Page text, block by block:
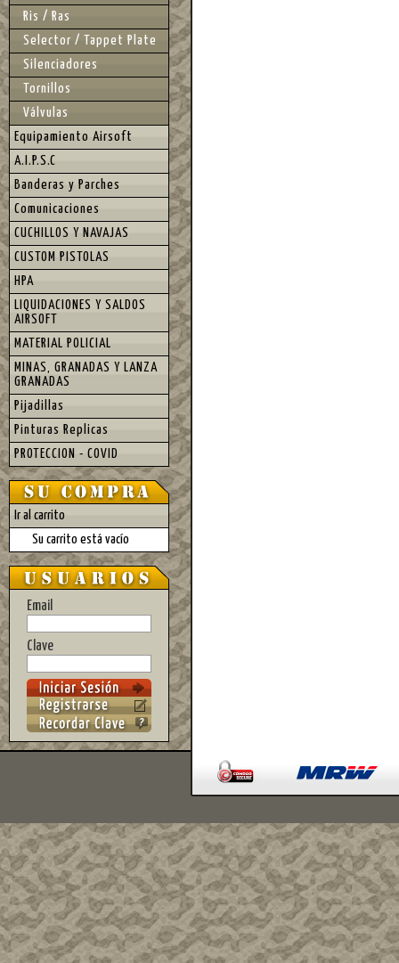
Ris / Ras
Selector / Tappet Plate
Silenciadores
Tornillos
Válvulas
Equipamiento Airsoft
A.I.P.S.C
Banderas y Parches
Comunicaciones
CUCHILLOS Y NAVAJAS
CUSTOM PISTOLAS
HPA
LIQUIDACIONES Y SALDOS
AIRSOFT
MATERIAL POLICIAL
MINAS, GRANADAS Y LANZA
GRANADAS
Pijadillas
Pinturas Replicas
PROTECCION - COVID
Ir al carrito
Su carrito está vacío
Email
Clave